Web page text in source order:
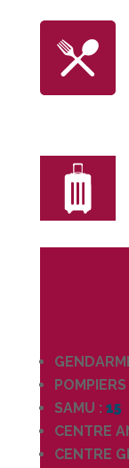
POMPIERS
SAMU : 15
CENTRE
CENTRE